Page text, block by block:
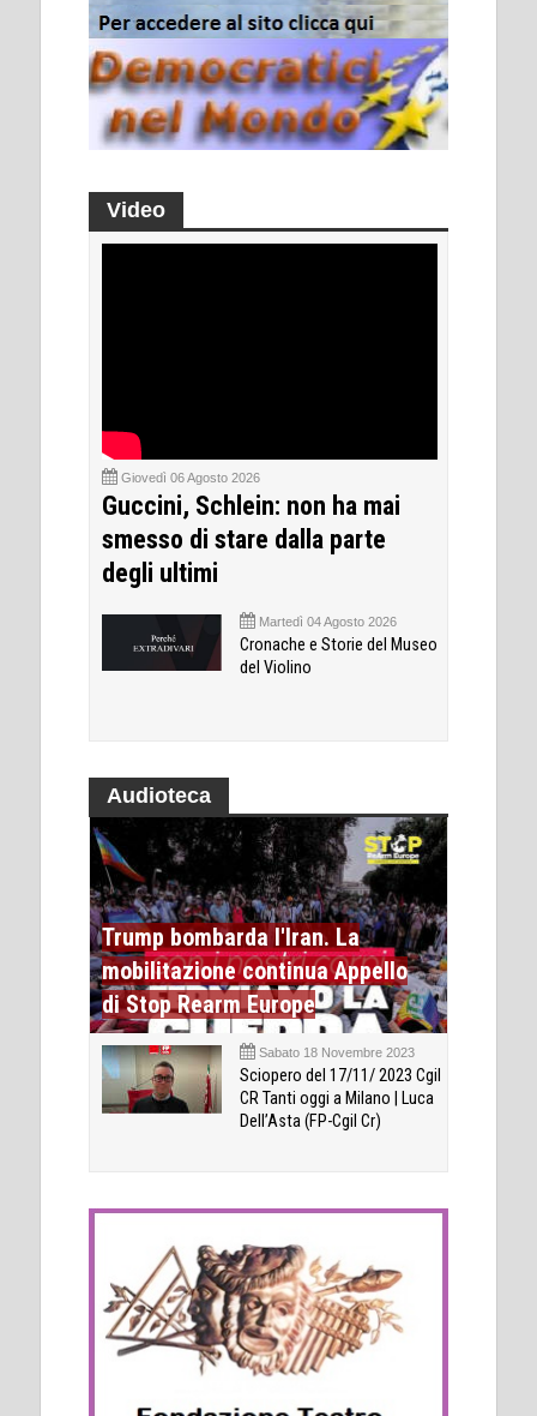
Video
Giovedì 06 Agosto 2026
Guccini, Schlein: non ha mai
smesso di stare dalla parte
degli ultimi
Martedì 04 Agosto 2026
Cronache e Storie del Museo
del Violino
Audioteca
Trump bombarda l'Iran. La
mobilitazione continua Appello
di Stop Rearm Europe
Sabato 18 Novembre 2023
Sciopero del 17/11/ 2023 Cgil
CR Tanti oggi a Milano | Luca
Dell’Asta (FP-Cgil Cr)